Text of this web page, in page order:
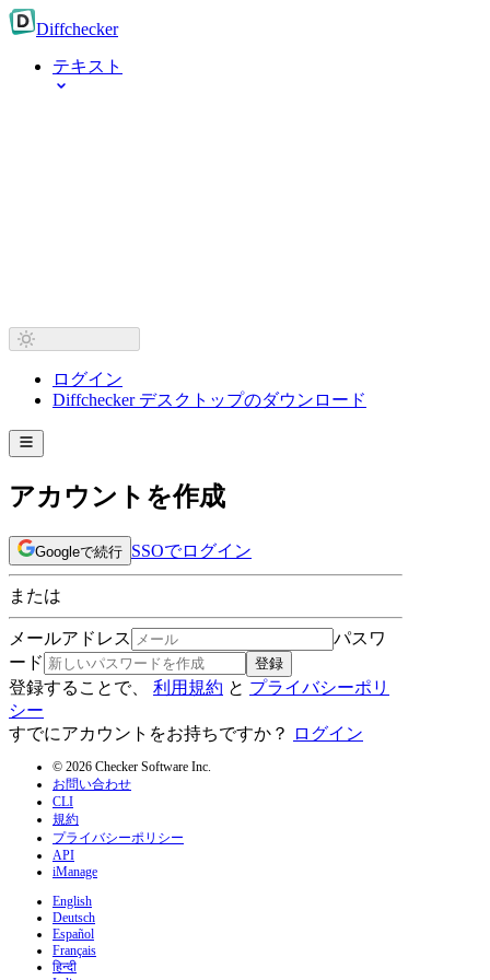
Diffchecker
テキスト
ログイン
Diffchecker デスクトップのダウンロード
アカウントを作成
Googleで続行 SSOでログイン
または
メールアドレス
パスワ
ード
登録
登録することで、 利用規約 と プライバシーポリ
シー
すでにアカウントをお持ちですか？
ログイン
© 2026 Checker Software Inc.
お問い合わせ
CLI
規約
プライバシーポリシー
API
iManage
English
Deutsch
Español
Français
हिन्दी